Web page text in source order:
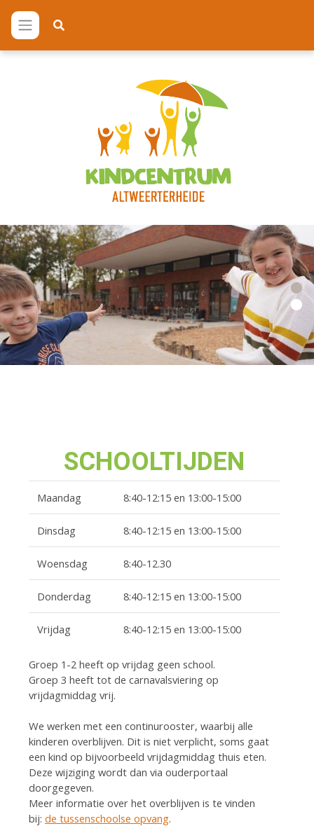
SCHOOLTIJDEN
Maandag 8:40-12:15 en 13:00-15:00
Dinsdag 8:40-12:15 en 13:00-15:00
Woensdag 8:40-12.30
Donderdag 8:40-12:15 en 13:00-15:00
Vrijdag 8:40-12:15 en 13:00-15:00
Groep 1-2 heeft op vrijdag geen school.
Groep 3 heeft tot de carnavalsviering op
vrijdagmiddag vrij.
We werken met een continurooster, waarbij alle
kinderen overblijven. Dit is niet verplicht, soms gaat
een kind op bijvoorbeeld vrijdagmiddag thuis eten.
Deze wijziging wordt dan via ouderportaal
doorgegeven.
Meer informatie over het overblijven is te vinden
bij: de tussenschoolse opvang.